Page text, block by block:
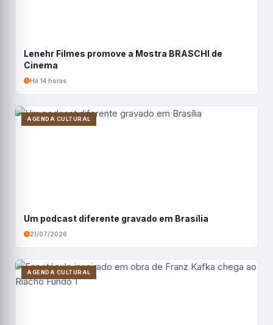
Lenehr Filmes promove a Mostra BRASCHI de
Cinema
Há 14 horas
AGENDA CULTURAL
Um podcast diferente gravado em Brasília
21/07/2026
AGENDA CULTURAL